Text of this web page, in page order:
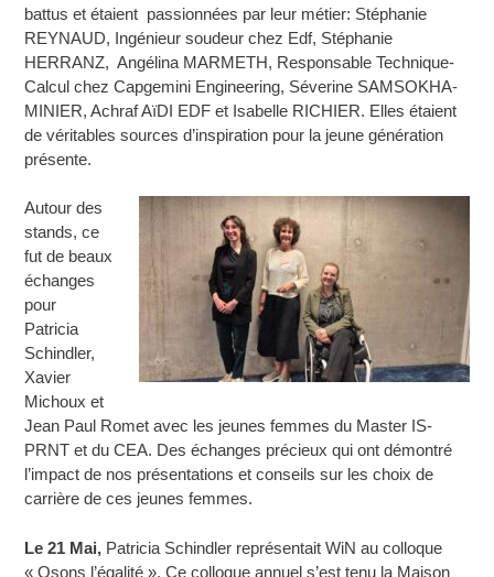
battus et étaient passionnées par leur métier: Stéphanie
REYNAUD, Ingénieur soudeur chez Edf, Stéphanie
HERRANZ, Angélina MARMETH, Responsable Technique-
Calcul chez Capgemini Engineering, Séverine SAMSOKHA-
MINIER, Achraf AïDI EDF et Isabelle RICHIER. Elles étaient
de véritables sources d’inspiration pour la jeune génération
présente.
Autour des
stands, ce
fut de beaux
échanges
pour
Patricia
Schindler,
Xavier
Michoux et
Jean Paul Romet avec les jeunes femmes du Master IS-
PRNT et du CEA. Des échanges précieux qui ont démontré
l’impact de nos présentations et conseils sur les choix de
carrière de ces jeunes femmes.
Le 21 Mai, Patricia Schindler représentait WiN au colloque
« Osons l’égalité ». Ce colloque annuel s’est tenu la Maison